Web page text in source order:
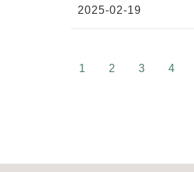
2025-02-19
1 2 3 4